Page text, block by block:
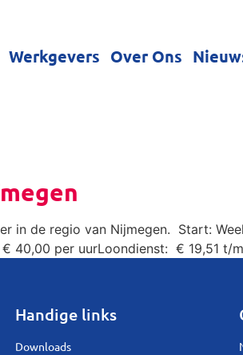
Werkgevers Over Ons
in de regio van Nijmegen. Start:
40,00 per uurLoondienst: € 19,51 t/
Handige links
Downloads